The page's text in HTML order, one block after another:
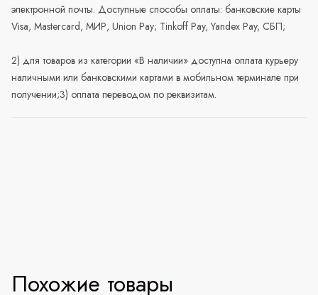
электронной почты. Доступные способы оплаты: банковские карты
Visa, Mastercard, МИР, Union Pay; Tinkoff Pay, Yandex Pay, СБП;
2) для товаров из категории «В наличии» доступна оплата курьеру
наличными или банковскими картами в мобильном терминале при
получении;3) оплата переводом по реквизитам.
Похожие товары